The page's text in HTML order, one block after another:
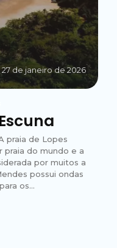
27 de janeiro de 2026
praia de Lopes
praia do mundo e a
por muitos a
possui ondas
os...